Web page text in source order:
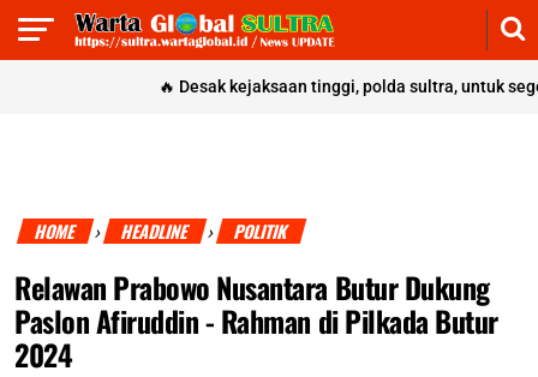
Desak kejaksaan tinggi, polda sultra, untuk segera
HOME › HEADLINE › POLITIK
Relawan Prabowo Nusantara Butur Dukung
Paslon Afiruddin - Rahman di Pilkada Butur
2024